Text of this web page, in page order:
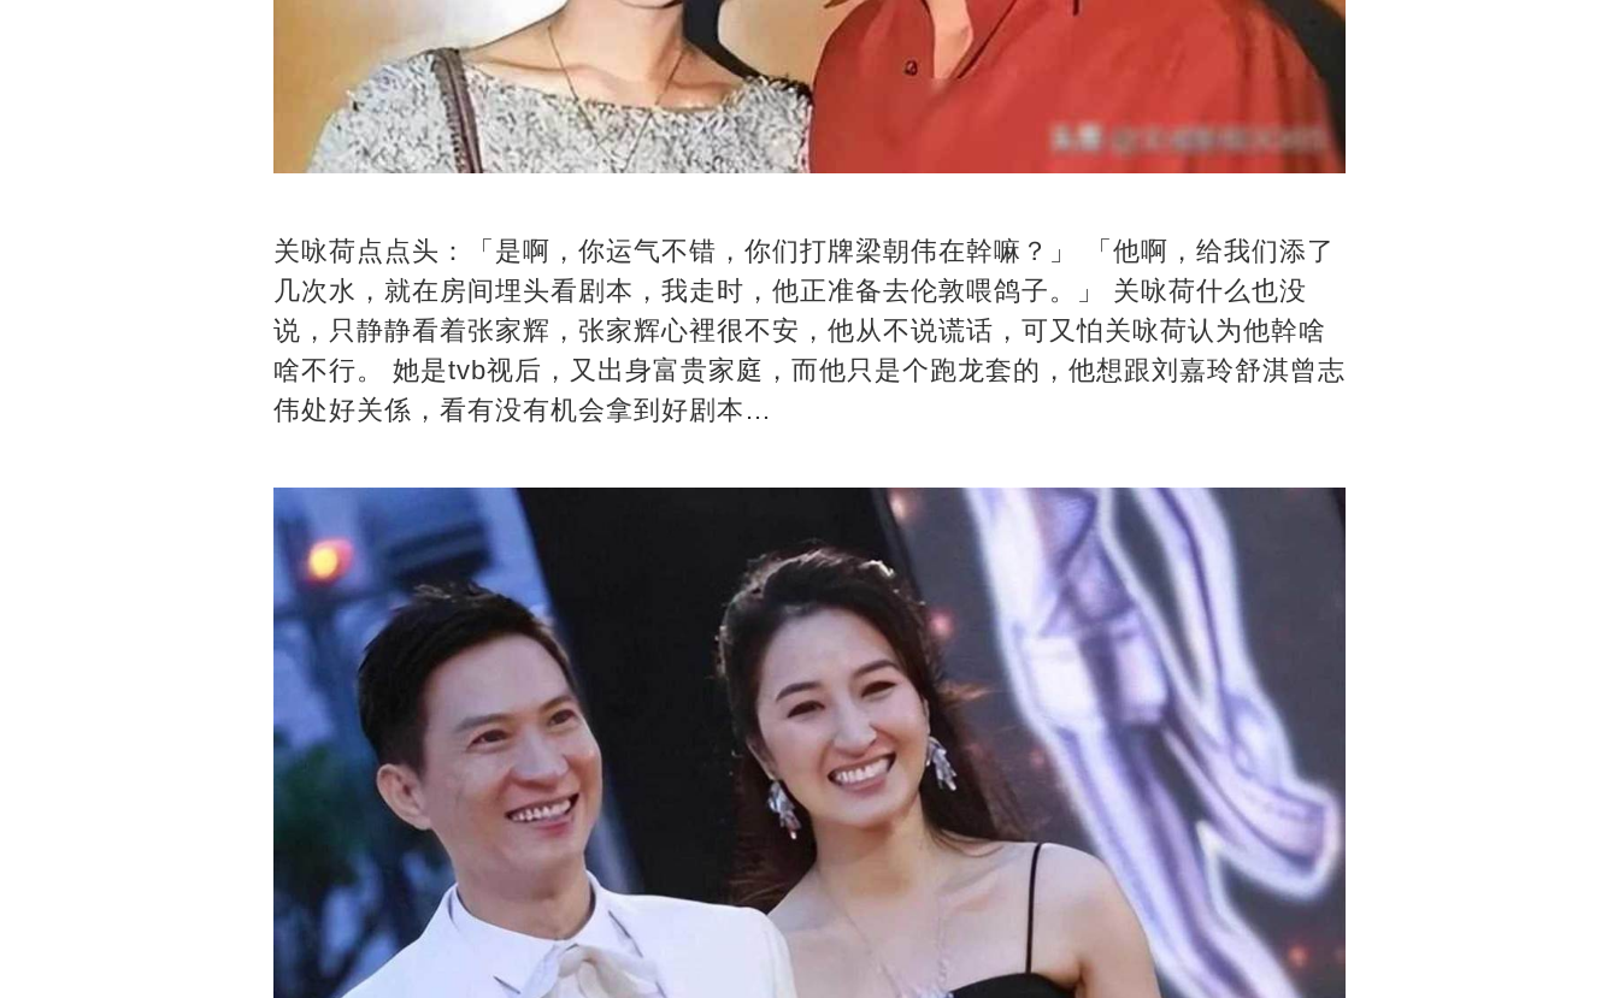
关咏荷点点头：「是啊，你运气不错，你们打牌梁朝伟在幹嘛？」 「他啊，给我们添了
几次水，就在房间埋头看剧本，我走时，他正准备去伦敦喂鸽子。」 关咏荷什么也没
说，只静静看着张家辉，张家辉心裡很不安，他从不说谎话，可又怕关咏荷认为他幹啥
啥不行。 她是tvb视后，又出身富贵家庭，而他只是个跑龙套的，他想跟刘嘉玲舒淇曾志
伟处好关係，看有没有机会拿到好剧本…